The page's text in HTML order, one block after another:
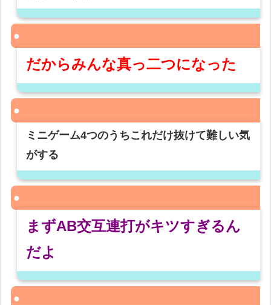
だからみんな真っ二つになった
ミニゲーム4つのうちこれだけ抜けて難しい気
がする
まずAB交互連打がキツすぎるん
だよ